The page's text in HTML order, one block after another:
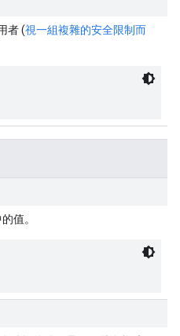
者 (視一組複雜的安全限制而
值。